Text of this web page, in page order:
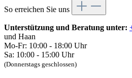
So erreichen Sie uns
Unterstützung und Beratung unter:
und Haan
Mo-Fr: 10:00 - 18:00 Uhr
Sa: 10:00 - 15:00 Uhr
(Donnerstags geschlossen)